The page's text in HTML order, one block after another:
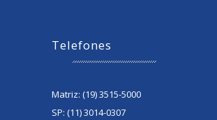
Telefones
Matriz: (19) 3515-5000
SP: (11) 3014-0307